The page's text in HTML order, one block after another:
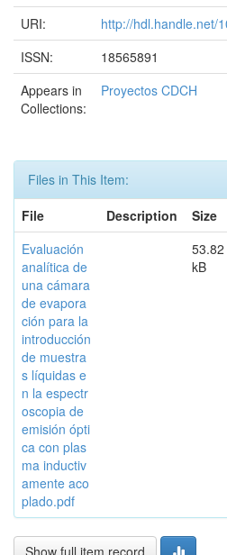
URI:
http://hdl.handle.net/
ISSN:
18565891
Appears in
Collections:
Proyectos CDCH
Files in This Item:
File
Description Size
Evaluación
analítica de
una cámara
de evapora
ción para la
introducción
de muestra
s líquidas e
n la espectr
oscopia de
emisión ópti
ca con plas
ma inductiv
amente aco
plado.pdf
53.82
kB
Show full item record